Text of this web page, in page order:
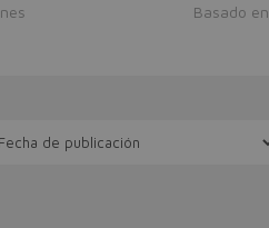
Basado en